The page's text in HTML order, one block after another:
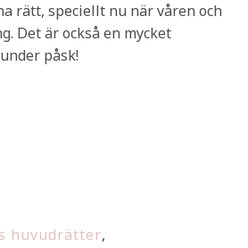
rätt, speciellt nu när våren och
Det är också en mycket
påsk!
huvudrätter,